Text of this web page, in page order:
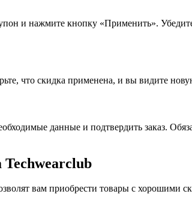
и нажмите кнопку «Применить».
что скидка применена, и вы видите
данные и подтвердить заказ.
Techwearclub
вам приобрести товары с хорошими